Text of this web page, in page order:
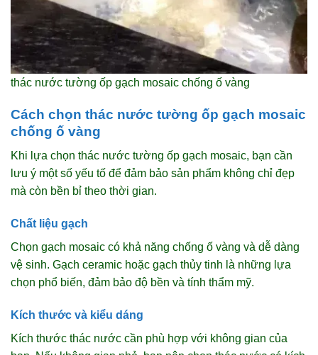
thác nước tường ốp gạch mosaic chống ố vàng
Cách chọn thác nước tường ốp gạch mosaic
chống ố vàng
Khi lựa chọn thác nước tường ốp gạch mosaic, bạn cần
lưu ý một số yếu tố để đảm bảo sản phẩm không chỉ đẹp
mà còn bền bỉ theo thời gian.
Chất liệu gạch
Chọn gạch mosaic có khả năng chống ố vàng và dễ dàng
vệ sinh. Gạch ceramic hoặc gạch thủy tinh là những lựa
chọn phổ biến, đảm bảo độ bền và tính thẩm mỹ.
Kích thước và kiểu dáng
Kích thước thác nước cần phù hợp với không gian của